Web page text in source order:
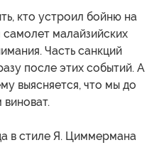
кто устроил бойню на
малайзийских
Часть санкций
после этих событий. А
выясняется, что мы до
в стиле Я. Циммермана